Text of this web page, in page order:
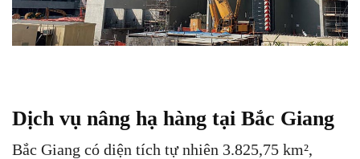
Dịch vụ nâng hạ hàng tại Bắc Giang
Bắc Giang có diện tích tự nhiên 3.825,75 km²,